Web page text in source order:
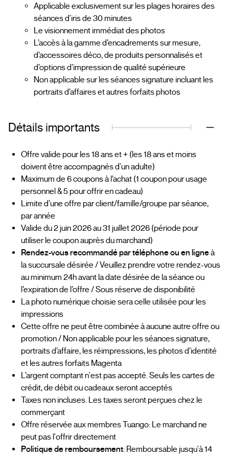
Applicable exclusivement sur les plages horaires des
séances d'iris de 30 minutes
Le visionnement immédiat des photos
L’accès à la gamme d’encadrements sur mesure,
d’accessoires déco, de produits personnalisés et
d’options d’impression de qualité supérieure
Non applicable sur les séances signature incluant les
portraits d’affaires et autres forfaits photos
Détails importants
Offre valide pour les 18 ans et + (les 18 ans et moins
doivent être accompagnés d'un adulte)
Maximum de 6 coupons à l’achat (1 coupon pour usage
personnel & 5 pour offrir en cadeau)
Limite d’une offre par client/famille/groupe par séance,
par année
Valide du 2 juin 2026 au 31 juillet 2026 (période pour
utiliser le coupon auprès du marchand)
Rendez-vous recommandé par téléphone ou en ligneà
la succursale désirée / Veuillez prendre votre rendez-vous
au minimum 24h avant la date désirée de la séance ou
l’expiration de l’offre / Sous réserve de disponibilité
La photo numérique choisie sera celle utilisée pour les
impressions
Cette offre ne peut être combinée à aucune autre offre ou
promotion / Non applicable pour les séances signature,
portraits d’affaire, les réimpressions, les photos d’identité
et les autres forfaits Magenta
L’argent comptant n'est pas accepté. Seuls les cartes de
crédit, de débit ou cadeaux seront acceptés
Taxes non incluses. Les taxes seront perçues chez le
commerçant
Offre réservée aux membres Tuango: Le marchand ne
peut pas l'offrir directement
Politique de remboursement: Remboursable jusqu'à 14